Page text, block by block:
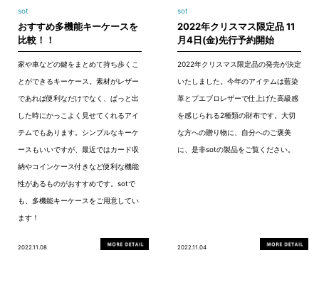
sot
おすすめ多機能キーケースを
比較！！
家や車などの鍵をまとめて持ち歩くこ
とができるキーケース。素材がレザー
であれば便利なだけでなく、ぱっと出
した時にかっこよく見せてくれるアイ
テムでもあります。シンプルなキーケ
ースもいいですが、最近ではカード収
納やコインケース付きなど便利な機能
性があるものがおすすめです。sotで
も、多機能キーケースをご用意してい
ます！
2022.11.08
sot
2022年クリスマス限定品 11
月4日(金)先行予約開始
2022年クリスマス限定品の発売が決定
いたしました。今年のアイテムは藍染
革とプエブロレザーで仕上げた高級感
を感じられる2種類の財布です。大切
な方への贈り物に、自分へのご褒美
に、是非sotの製品をご覧ください。
2022.11.04